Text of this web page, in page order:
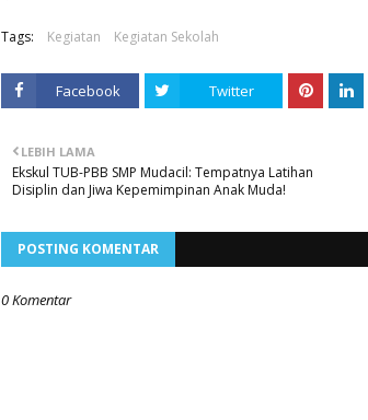
Tags: Kegiatan Kegiatan Sekolah
Facebook Twitter
LEBIH LAMA
Ekskul TUB-PBB SMP Mudacil: Tempatnya Latihan
Disiplin dan Jiwa Kepemimpinan Anak Muda!
POSTING KOMENTAR
0 Komentar